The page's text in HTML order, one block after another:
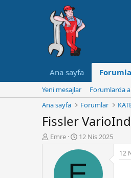
Ana sayfa
Yeni mesajlar
Forumlarda
Ana sayfa
Forumlar
Fissler
K
Emre
B
l
a
12 Nis 2025
12